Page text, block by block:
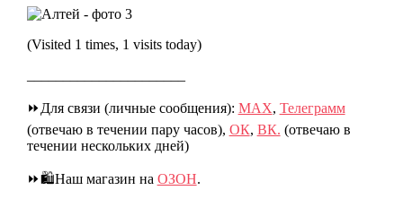
(Visited 1 times, 1 visits today)
⏩Для связи (личные сообщения): МАХ, Телеграмм
(отвечаю в течении пару часов), ОК, ВК. (отвечаю в
течении нескольких дней)
⏩🛍️Наш магазин на ОЗОН.